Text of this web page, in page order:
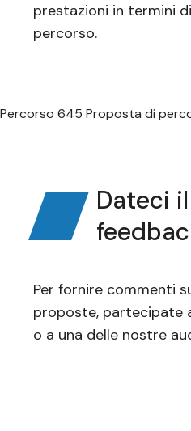
prestazioni in termini
percorso.
Percorso 645 Proposta di
Dateci
Per fornire commenti
proposte, partecipate
o a una delle nostre